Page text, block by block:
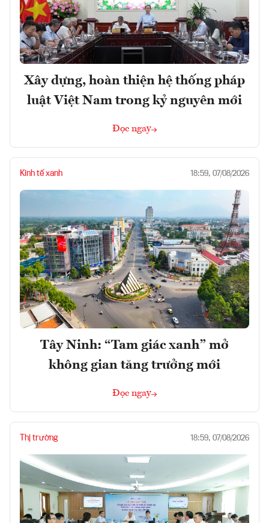
Xây dựng, hoàn thiện hệ thống pháp
luật Việt Nam trong kỷ nguyên mới
Đọc ngay
Kinh tế xanh 18:59, 07/08/2026
Tây Ninh: “Tam giác xanh” mở
không gian tăng trưởng mới
Đọc ngay
Thị trường 18:59, 07/08/2026